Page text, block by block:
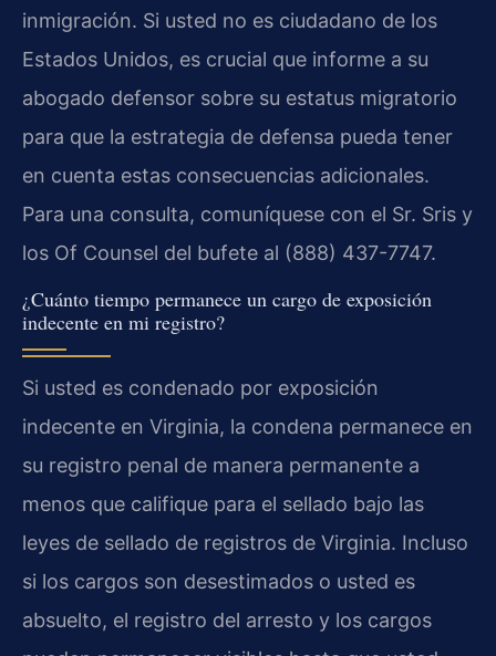
inmigración. Si usted no es ciudadano de los
Estados Unidos, es crucial que informe a su
abogado defensor sobre su estatus migratorio
para que la estrategia de defensa pueda tener
en cuenta estas consecuencias adicionales.
Para una consulta, comuníquese con el Sr. Sris y
los Of Counsel del bufete al (888) 437-7747.
¿Cuánto tiempo permanece un cargo de exposición
indecente en mi registro?
Si usted es condenado por exposición
indecente en Virginia, la condena permanece en
su registro penal de manera permanente a
menos que califique para el sellado bajo las
leyes de sellado de registros de Virginia. Incluso
si los cargos son desestimados o usted es
absuelto, el registro del arresto y los cargos